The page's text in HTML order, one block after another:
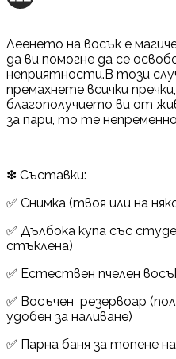
Леенето на восък е
да ви помогне да се
неприятности.В този
премахнете всички
благополучието ви от
за пари, то те
❇ Съставки:
✅ Снимка (твоя или на
✅ Дълбока купа със
стъклена)
✅ Естествен пчелен
✅ Восъчен резервоар
удобен за наливане)
✅ Парна баня за топене